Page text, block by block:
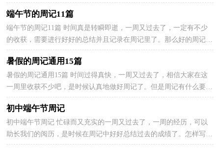
先考虑好内容和结构喔！下面是小编收集整理的国庆节周记，欢...
端午节的周记11篇
端午节的周记11篇 时间真是转瞬即逝，一周又过去了，一定有不少
的收获，需要进行好好的总结并且记录在周记里了。那么好的周记是
什么样的呢？以下是小编为大家收集的端午节的周记，欢...
暑假的周记通用15篇
暑假的周记通用15篇 时间过得真快，一周又过去了，相信大家在这
一周里收获不少吧，是时候认真地做好周记了。但是周记有什么要求
呢？下面是小编为大家整理的暑假的周记，欢迎阅读，希望...
初中端午节周记
初中端午节周记 忙碌而又充实的一周又过去了，一周的经历，可以
助长我们的阅历，是时候在周记中好好总结过去的成绩了。怎样写好
周记呢?下面是小编整理的初中端午节周记，希望对大家...